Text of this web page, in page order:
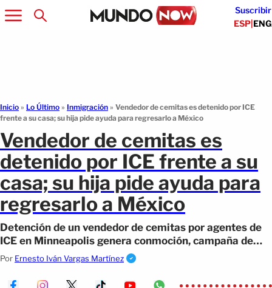
Suscribir
ESP|ENG
Inicio » Lo Último » Inmigración » Vendedor de cemitas es detenido por ICE
frente a su casa; su hija pide ayuda para regresarlo a México
Vendedor de cemitas es
detenido por ICE frente a su
casa; su hija pide ayuda para
regresarlo a México
Detención de un vendedor de cemitas por agentes de
ICE en Minneapolis genera conmoción, campaña de
donaciones y debate.
Por Ernesto Iván Vargas Martínez